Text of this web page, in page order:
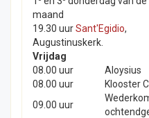
maand
19.30 uurSant'Egidio,
Augustinuskerk.
Vrijdag
08.00 uur
Aloysius
08.00 uur
Klooster
09.00 uur